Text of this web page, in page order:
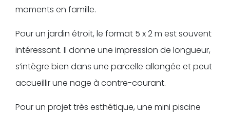
moments en famille.
Pour un jardin étroit, le format 5 x 2 m est souvent
intéressant. Il donne une impression de longueur,
s’intègre bien dans une parcelle allongée et peut
accueillir une nage à contre-courant.
Pour un projet très esthétique, une mini piscine